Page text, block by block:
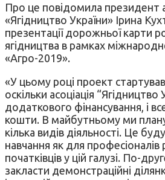
Про це повідомила президент
«Ягідництво України» Ірина
презентації дорожньої карти
ягідництва в рамках
«Агро-2019».
«У цьому році проект
оскільки асоціація “Ягідництво
додаткового фінансування, і
кошти. В майбутньому ми
кілька видів діяльності. Це
навчання як для професіоналів
початківців у цій галузі. По-
закласти демонстраційні